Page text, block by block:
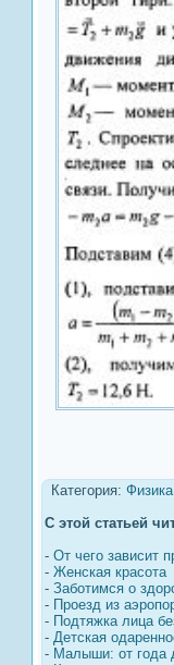
Категория: Физика
С этой статьей
- От чего зависит
- Женская красота
- Заботимся о
- Проезд из
- Подтяжка лица
- Детская
- Малыши: от года